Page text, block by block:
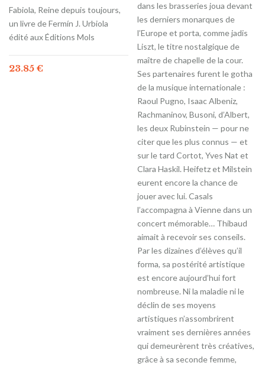
Fabiola, Reine depuis toujours,
un livre de Fermín J. Urbiola
édité aux Éditions Mols
23.85 €
dans les brasseries joua devant
les derniers monarques de
l’Europe et porta, comme jadis
Liszt, le titre nostalgique de
maître de chapelle de la cour.
Ses partenaires furent le gotha
de la musique internationale :
Raoul Pugno, Isaac Albeniz,
Rachmaninov, Busoni, d’Albert,
les deux Rubinstein — pour ne
citer que les plus connus — et
sur le tard Cortot, Yves Nat et
Clara Haskil. Heifetz et Milstein
eurent encore la chance de
jouer avec lui. Casals
l’accompagna à Vienne dans un
concert mémorable… Thibaud
aimait à recevoir ses conseils.
Par les dizaines d’élèves qu’il
forma, sa postérité artistique
est encore aujourd’hui fort
nombreuse. Ni la maladie ni le
déclin de ses moyens
artistiques n’assombrirent
vraiment ses dernières années
qui demeurèrent très créatives,
grâce à sa seconde femme,